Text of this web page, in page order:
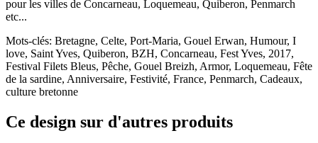
pour les villes de Concarneau, Loquemeau, Quiberon, Penmarch
etc...
Mots-clés: Bretagne, Celte, Port-Maria, Gouel Erwan, Humour, I
love, Saint Yves, Quiberon, BZH, Concarneau, Fest Yves, 2017,
Festival Filets Bleus, Pêche, Gouel Breizh, Armor, Loquemeau, Fête
de la sardine, Anniversaire, Festivité, France, Penmarch, Cadeaux,
culture bretonne
Ce design sur d'autres produits